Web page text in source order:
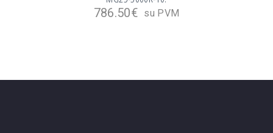
786.50€ su PVM